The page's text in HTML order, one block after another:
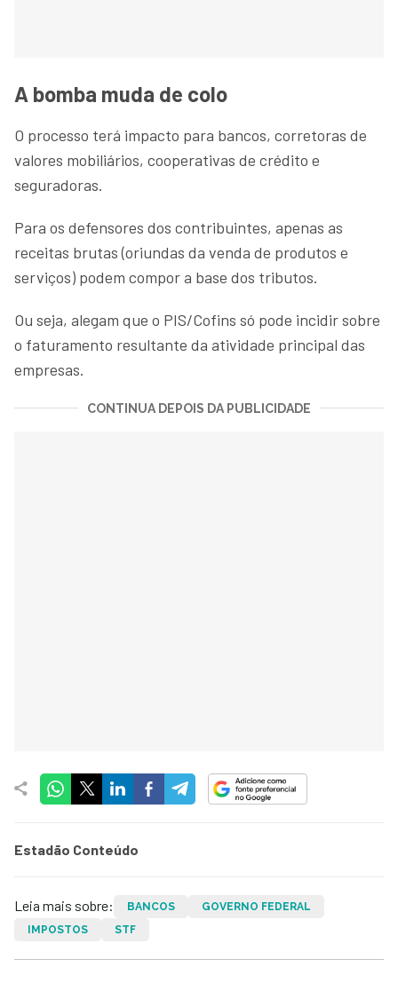
A bomba muda de colo
O processo terá impacto para bancos, corretoras de
valores mobiliários, cooperativas de crédito e
seguradoras.
Para os defensores dos contribuintes, apenas as
receitas brutas (oriundas da venda de produtos e
serviços) podem compor a base dos tributos.
Ou seja, alegam que o PIS/Cofins só pode incidir sobre
o faturamento resultante da atividade principal das
empresas.
CONTINUA DEPOIS DA PUBLICIDADE
Estadão Conteúdo
Leia mais sobre: BANCOS
GOVERNO FEDERAL
IMPOSTOS
STF